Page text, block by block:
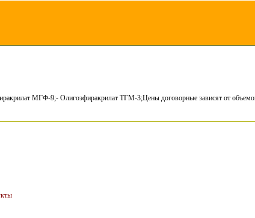
МГФ-9;- Олигоэфиракрилат ТГМ-3;Цены договорные зависят от